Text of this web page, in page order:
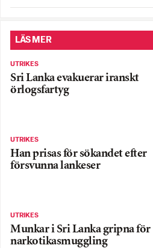
LÄS MER
UTRIKES
Sri Lanka evakuerar iranskt
örlogsfartyg
UTRIKES
Han prisas för sökandet efter
försvunna lankeser
UTRIKES
Munkar i Sri Lanka gripna för
narkotikasmuggling